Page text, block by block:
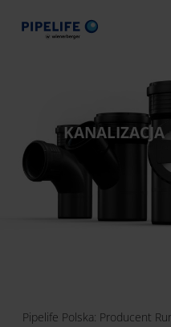
KANALIZACJA
Pipelife Polska: Producent